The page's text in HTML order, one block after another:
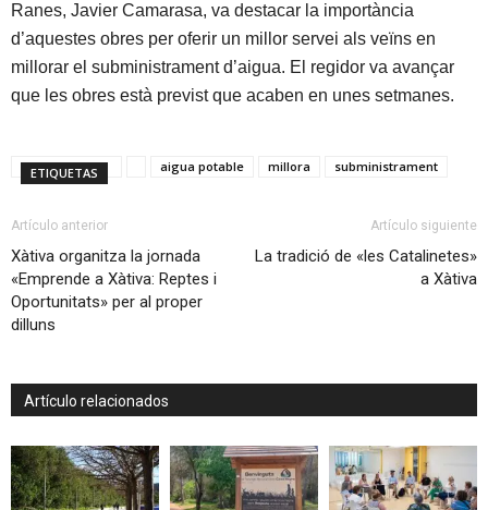
Ranes, Javier Camarasa, va destacar la importància
d’aquestes obres per oferir un millor servei als veïns en
millorar el subministrament d’aigua. El regidor va avançar
que les obres està previst que acaben en unes setmanes.
ETIQUETAS aigua potable millora subministrament
Artículo anterior
Xàtiva organitza la jornada
«Emprende a Xàtiva: Reptes i
Oportunitats» per al proper
dilluns
Artículo siguiente
La tradició de «les Catalinetes»
a Xàtiva
Artículo relacionados